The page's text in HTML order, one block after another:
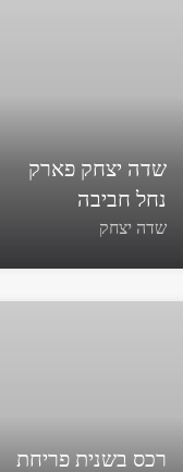
שדה יצחק פארק
נחל חביבה
שדה יצחק
רכס בשנית פריחת